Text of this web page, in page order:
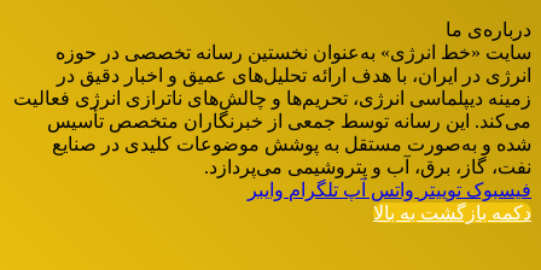
درباره‌ی ما
سایت «خط انرژی» به‌عنوان نخستین رسانه تخصصی در حوزه
انرژی در ایران، با هدف ارائه تحلیل‌های عمیق و اخبار دقیق در
زمینه دیپلماسی انرژی، تحریم‌ها و چالش‌های ناترازی انرژی فعالیت
می‌کند. این رسانه توسط جمعی از خبرنگاران متخصص تأسیس
شده و به‌صورت مستقل به پوشش موضوعات کلیدی در صنایع
نفت، گاز، برق، آب و پتروشیمی می‌پردازد.
فیسبوک توییتر واتس آپ تلگرام وایبر
دکمه بازگشت به بالا